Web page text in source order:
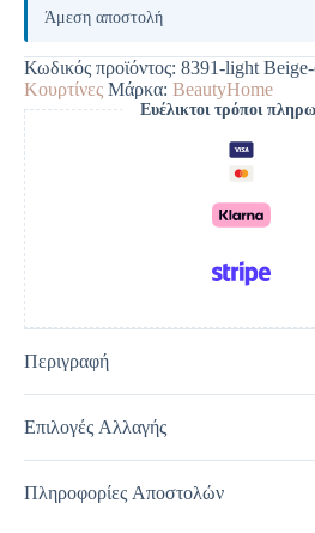
e
r
n
a
t
i
v
e
:
Άμεση αποστολή
Κωδικός προϊόντος: 8391-light
Κουρτίνες Μάρκα: BeautyHome
Ευέλικτοι τρόποι
Περιγραφή
Επιλογές Αλλαγής
Πληροφορίες Αποστολών